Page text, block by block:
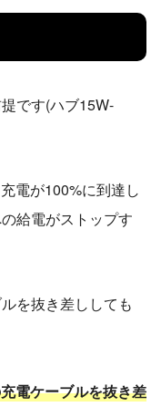
です(ハブ15W-
電が100%に到達し
給電がストップす
を抜き差ししても
電ケーブルを抜き差